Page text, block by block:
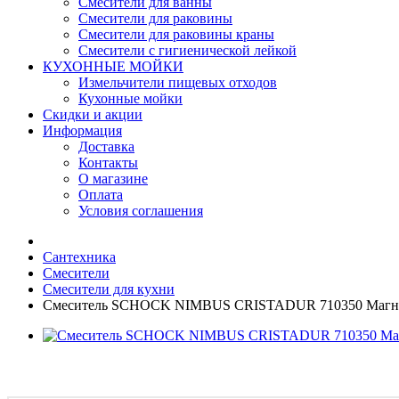
Смесители для раковины
Смесители для раковины краны
Смесители с гигиенической лейкой
КУХОННЫЕ МОЙКИ
Измельчители пищевых отходов
Кухонные мойки
Скидки и акции
Информация
Доставка
Контакты
О магазине
Оплата
Условия соглашения
Сантехника
Смесители
Смесители для кухни
Смеситель SCHOCK NIMBUS CRISTADUR 710350